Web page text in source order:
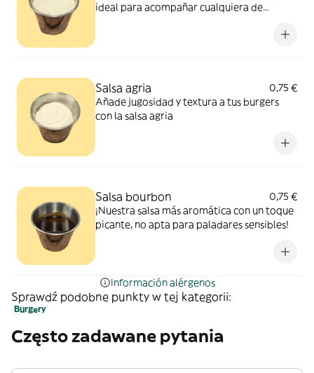
ideal para acompañar cualquiera de
Salsa agria
0,75 €
Añade jugosidad y textura a tus burgers
con la salsa agria
Salsa bourbon
0,75 €
¡Nuestra salsa más aromática con un toque
picante, no apta para paladares sensibles!
Información alérgenos
Sprawdź podobne punkty w tej kategorii:
Burgery
Często zadawane pytania